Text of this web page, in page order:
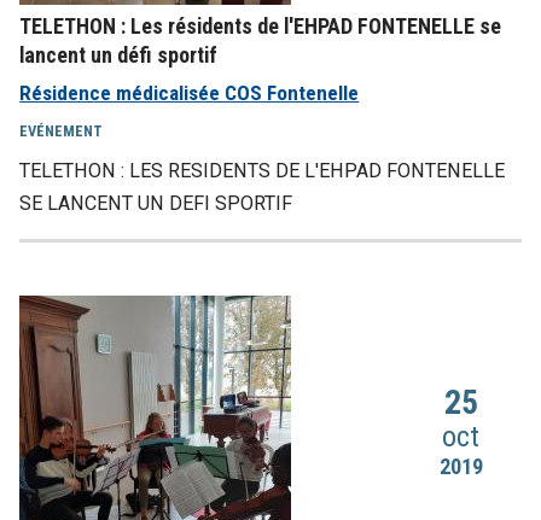
TELETHON : Les résidents de l'EHPAD FONTENELLE se
lancent un défi sportif
Résidence médicalisée COS Fontenelle
EVÉNEMENT
TELETHON : LES RESIDENTS DE L'EHPAD FONTENELLE
SE LANCENT UN DEFI SPORTIF
25
oct
2019